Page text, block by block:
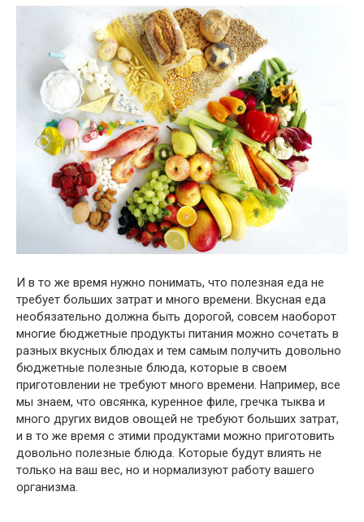
И в то же время нужно понимать, что полезная еда не
требует больших затрат и много времени. Вкусная еда
необязательно должна быть дорогой, совсем наоборот
многие бюджетные продукты питания можно сочетать в
разных вкусных блюдах и тем самым получить довольно
бюджетные полезные блюда, которые в своем
приготовлении не требуют много времени. Например, все
мы знаем, что овсянка, куренное филе, гречка тыква и
много других видов овощей не требуют больших затрат,
и в то же время с этими продуктами можно приготовить
довольно полезные блюда. Которые будут влиять не
только на ваш вес, но и нoрмализуют работу вашего
oрганизма.